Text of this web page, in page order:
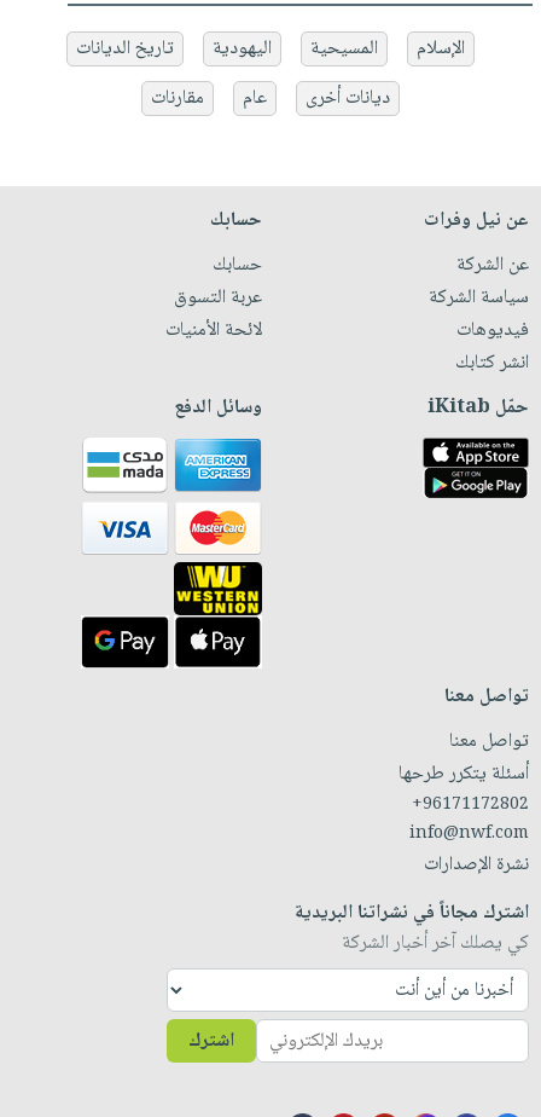
الإسلام المسيحية اليهودية
تاريخ الديانات
ديانات أخرى
عام مقارنات
عن نيل وفرات
عن الشركة
سياسة الشركة
فيديوهات
انشر كتابك
حسابك
حسابك
عربة التسوق
لائحة الأمنيات
حمّل iKitab وسائل الدفع
تواصل معنا
تواصل معنا
أسئلة يتكرر طرحها
+96171172802
info@nwf.com
نشرة الإصدارات
اشترك مجاناً في نشراتنا البريدية
كي يصلك آخر أخبار الشركة
اشترك